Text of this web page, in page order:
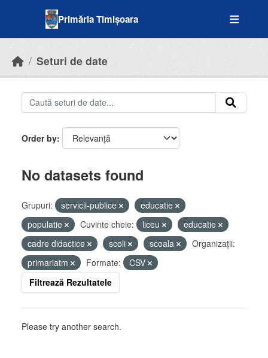
Primăria Timișoara
Seturi de date
Order by
No datasets found
Grupuri: servicii-publice
educatie
populatie
Cuvinte cheie: liceu
educatie
cadre didactice
scoli scoala
Organizații:
primariatm
Formate:
CSV
Filtrează Rezultatele
Please try another search.